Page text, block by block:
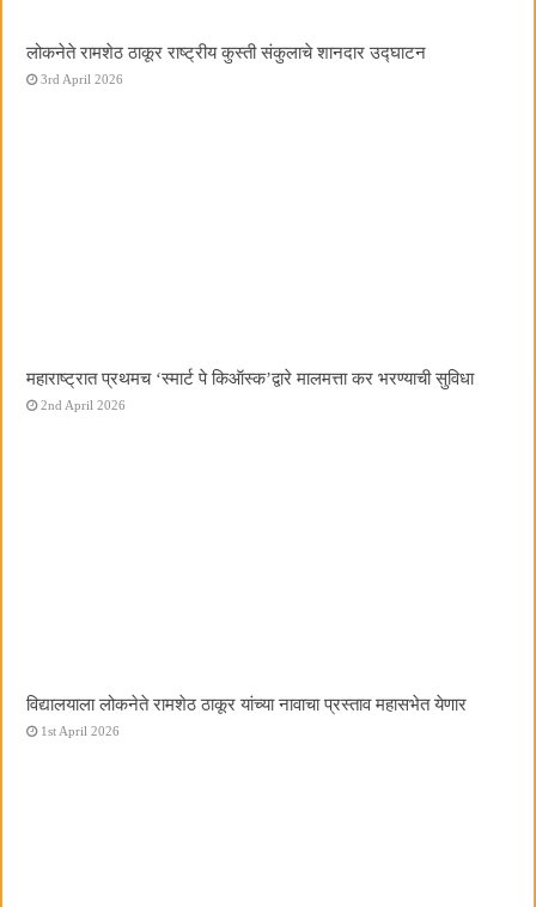
लोकनेते रामशेठ ठाकूर राष्ट्रीय कुस्ती संकुलाचे शानदार उद्घाटन
3rd April 2026
महाराष्ट्रात प्रथमच ‌‘स्मार्ट पे किऑस्क‌’द्वारे मालमत्ता कर भरण्याची सुविधा
2nd April 2026
विद्यालयाला लोकनेते रामशेठ ठाकूर यांच्या नावाचा प्रस्ताव महासभेत येणार
1st April 2026